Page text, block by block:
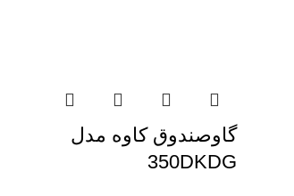
گاوصندوق کاوه مدل
350DKDG